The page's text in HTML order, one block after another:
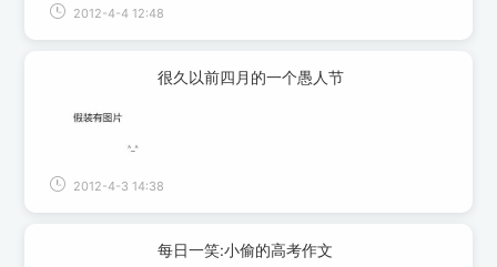
2012-4-4 12:48
很久以前四月的一个愚人节
2012-4-3 14:38
每日一笑:小偷的高考作文